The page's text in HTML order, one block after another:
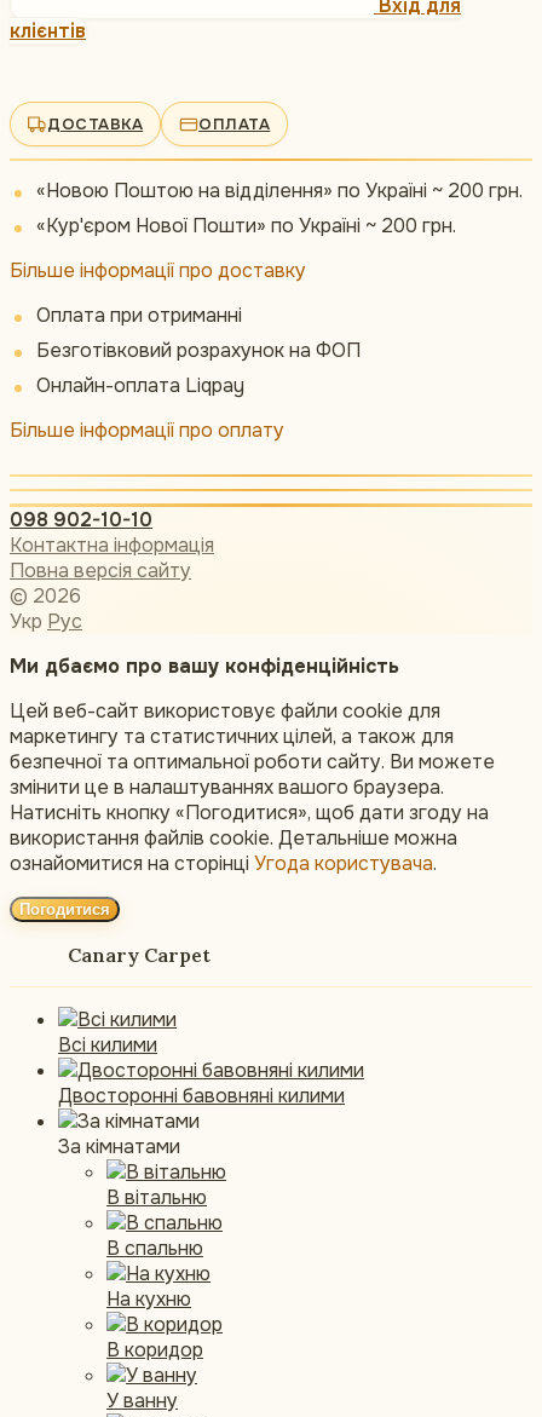
Вхід для
клієнтів
ДОСТАВКА ОПЛАТА
«Новою Поштою на відділення» по Україні ~ 200 грн.
«Кур'єром Нової Пошти» по Україні ~ 200 грн.
Більше інформації про доставку
Оплата при отриманні
Безготівковий розрахунок на ФОП
Онлайн-оплата Liqpay
Більше інформації про оплату
098 902-10-10
Контактна інформація
Повна версія сайту
© 2026
Укр Рус
Ми дбаємо про вашу конфіденційність
Цей веб-сайт використовує файли cookie для
маркетингу та статистичних цілей, а також для
безпечної та оптимальної роботи сайту. Ви можете
змінити це в налаштуваннях вашого браузера.
Натисніть кнопку «Погодитися», щоб дати згоду на
використання файлів cookie. Детальніше можна
ознайомитися на сторінці Угода користувача.
Погодитися
Canary Carpet
Всі килими
Двосторонні бавовняні килими
За кімнатами
В вітальню
В спальню
На кухню
В коридор
У ванну